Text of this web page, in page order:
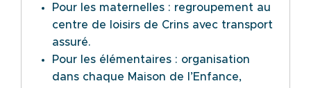
Pour les maternelles : regroupement au
centre de loisirs de Crins avec transport
assuré.
Pour les élémentaires : organisation
dans chaque Maison de l’Enfance,